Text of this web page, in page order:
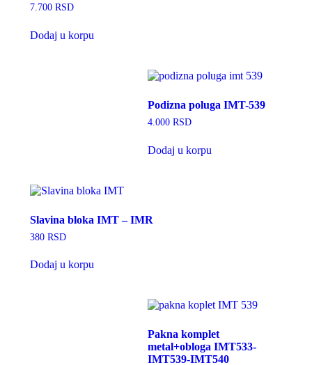
7.700 RSD
Dodaj u korpu
Podizna poluga IMT-539
4.000RSD
Dodaj u korpu
Slavina bloka IMT – IMR
380 RSD
Dodaj u korpu
Pakna komplet
metal+obloga IMT533-
IMT539-IMT540